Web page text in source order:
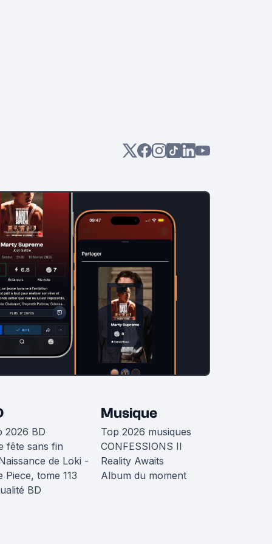
2026 BD
fête sans fin
de Loki -
Piece, tome 113
BD
Musique
Top 2026 musiques
CONFESSIONS II
Reality Awaits
Album du moment